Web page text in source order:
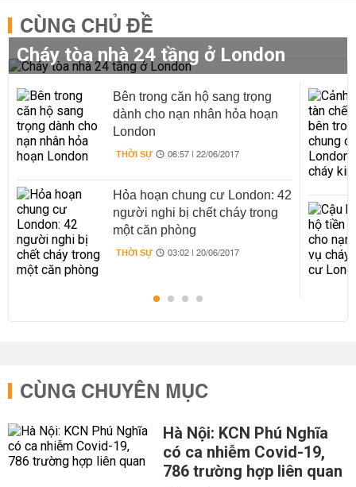
CÙNG CHỦ ĐỀ
Cháy tòa nhà 24 tầng ở London
Bên trong căn hộ sang trọng
dành cho nạn nhân hỏa hoạn
London
THỜI SỰ 06:57 | 22/06/2017
Hỏa hoạn chung cư London: 42
người nghi bị chết cháy trong
một căn phòng
THỜI SỰ 03:02 | 20/06/2017
CÙNG CHUYÊN MỤC
Hà Nội: KCN Phú Nghĩa
có ca nhiễm Covid-19,
786 trường hợp liên quan